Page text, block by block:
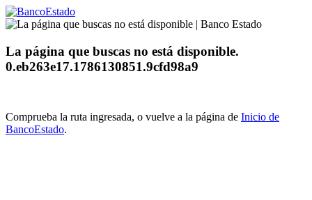
La página que buscas no está disponible.
0.eb263e17.1786130851.9cfd98a9
Comprueba la ruta ingresada, o vuelve a la página de Inicio de
BancoEstado.